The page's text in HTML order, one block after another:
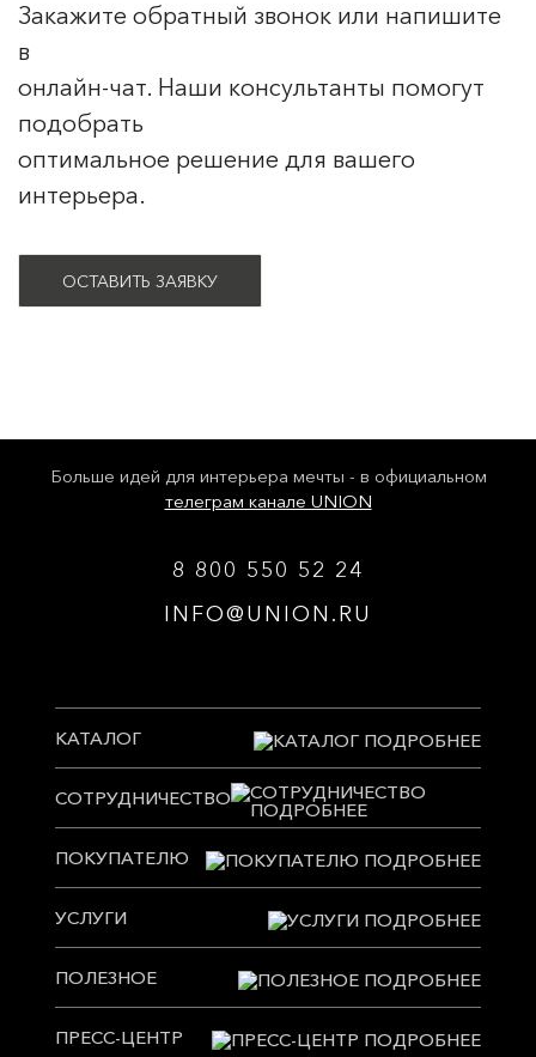
Закажите обратный звонок или напишите
в
онлайн-чат. Наши консультанты помогут
подобрать
оптимальное решение для вашего
интерьера.
ОСТАВИТЬ ЗАЯВКУ
Больше идей для интерьера мечты - в официальном
телеграм канале UNION
8 800 550 52 24
INFO@UNION.RU
КАТАЛОГ
СОТРУДНИЧЕСТВО
ПОКУПАТЕЛЮ
УСЛУГИ
ПОЛЕЗНОЕ
ПРЕСС-ЦЕНТР